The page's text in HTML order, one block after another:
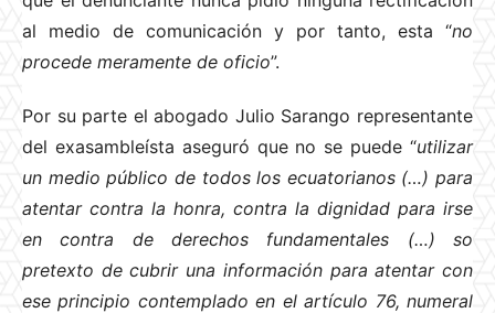
al medio de comunicación y por tanto, esta “no
procede meramente de oficio”.
Por su parte el abogado Julio Sarango representante
del exasambleísta aseguró que no se puede “utilizar
un medio público de todos los ecuatorianos (…) para
atentar contra la honra, contra la dignidad para irse
en contra de derechos fundamentales (…) so
pretexto de cubrir una información para atentar con
ese principio contemplado en el artículo 76, numeral